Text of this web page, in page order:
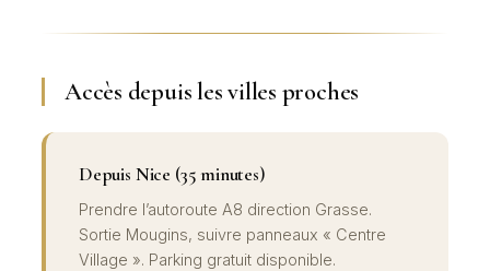
Accès depuis les villes proches
Depuis Nice (35 minutes)
Prendre l’autoroute A8 direction Grasse.
Sortie Mougins, suivre panneaux « Centre
Village ». Parking gratuit disponible.